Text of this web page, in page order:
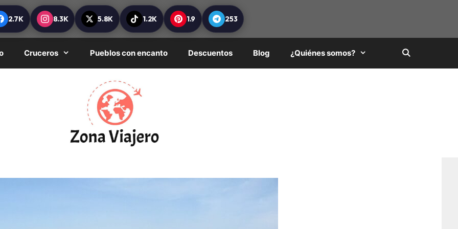
2.7K 8.3K 5.8K 1.2K 1.9 253
Cruceros Pueblos con encanto Descuentos Blog ¿Quiénes somos?